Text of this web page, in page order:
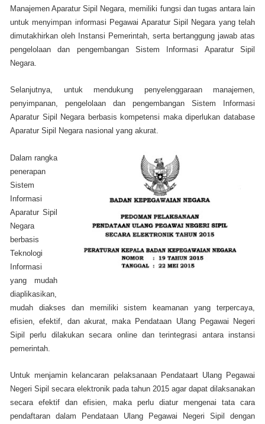
Manajemen Aparatur Sipil Negara, memiliki fungsi dan tugas antara lain
untuk menyimpan informasi Pegawai Aparatur Sipil Negara yang telah
dimutakhirkan oleh Instansi Pemerintah, serta bertanggung jawab atas
pengelolaan dan pengembangan Sistem Informasi Aparatur Sipil
Negara.
Selanjutnya, untuk mendukung penyelenggaraan manajemen,
penyimpanan, pengelolaan dan pengembangan Sistem Informasi
Aparatur Sipil Negara berbasis kompetensi maka diperlukan database
Aparatur Sipil Negara nasional yang akurat.
Dalam rangka
penerapan
Sistem
Informasi
Aparatur Sipil
Negara
berbasis
Teknologi
Informasi
yang mudah
diaplikasikan,
mudah diakses dan memiliki sistem keamanan yang terpercaya,
efisien, efektif, dan akurat, maka Pendataan Ulang Pegawai Negeri
Sipil perlu dilakukan secara online dan terintegrasi antara instansi
pemerintah.
Untuk menjamin kelancaran pelaksanaan Pendataart Ulang Pegawai
Negeri Sipil secara elektronik pada tahun 2015 agar dapat dilaksanakan
secara efektif dan efisien, maka perlu diatur mengenai tata cara
pendaftaran dalam Pendataan Ulang Pegawai Negeri Sipil dengan